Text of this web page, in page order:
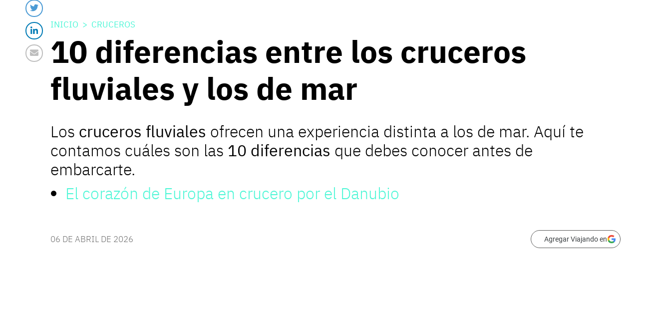
INICIO CRUCEROS
10 diferencias entre los cruceros
fluviales y los de mar
Los cruceros fluviales ofrecen una experiencia distinta a los de mar. Aquí te
contamos cuáles son las 10 diferencias que debes conocer antes de
embarcarte.
El corazón de Europa en crucero por el Danubio
06 DE ABRIL DE 2026 Agregar Viajando en